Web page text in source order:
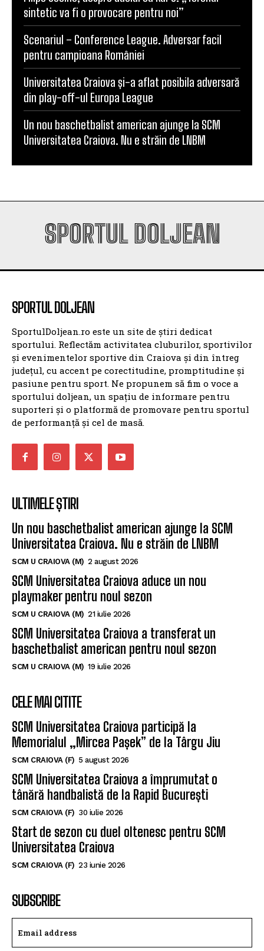
sintetic va fi o provocare pentru noi”
Scenariul – Conference League. Adversar facil
pentru campioana României
Universitatea Craiova și-a aflat posibila adversară
din play-off-ul Europa League
Un nou baschetbalist american ajunge la SCM
Universitatea Craiova. Nu e străin de LNBM
SPORTUL DOLJEAN
SPORTUL DOLJEAN
SportulDoljean.ro este un site de știri dedicat
sportului. Reflectăm activitatea cluburilor, sportivilor
și evenimentelor sportive din Craiova și din întreg
județul, cu accent pe corectitudine, promptitudine și
pasiune pentru sport. Ne propunem să fim o voce a
sportului doljean, un spațiu de informare pentru
suporteri și o platformă de promovare pentru sportul
de performanță și cel de masă.
ULTIMELE ȘTIRI
Un nou baschetbalist american ajunge la SCM
Universitatea Craiova. Nu e străin de LNBM
SCM U CRAIOVA (M) 2 august 2026
SCM Universitatea Craiova aduce un nou
playmaker pentru noul sezon
SCM U CRAIOVA (M) 21 iulie 2026
SCM Universitatea Craiova a transferat un
baschetbalist american pentru noul sezon
SCM U CRAIOVA (M) 19 iulie 2026
CELE MAI CITITE
SCM Universitatea Craiova participă la
Memorialul „Mircea Pașek” de la Târgu Jiu
SCM CRAIOVA (F) 5 august 2026
SCM Universitatea Craiova a împrumutat o
tânără handbalistă de la Rapid București
SCM CRAIOVA (F) 30 iulie 2026
Start de sezon cu duel oltenesc pentru SCM
Universitatea Craiova
SCM CRAIOVA (F) 23 iunie 2026
SUBSCRIBE